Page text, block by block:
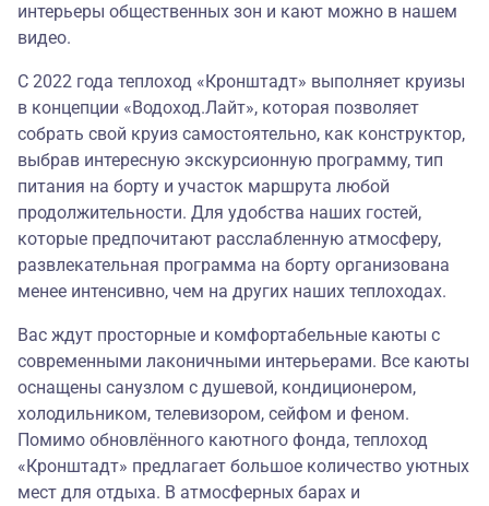
интерьеры общественных зон и кают можно в нашем
видео.
С 2022 года теплоход «Кронштадт» выполняет круизы
в концепции «Водоход.Лайт», которая позволяет
собрать свой круиз самостоятельно, как конструктор,
выбрав интересную экскурсионную программу, тип
питания на борту и участок маршрута любой
продолжительности. Для удобства наших гостей,
которые предпочитают расслабленную атмосферу,
развлекательная программа на борту организована
менее интенсивно, чем на других наших теплоходах.
Вас ждут просторные и комфортабельные каюты с
современными лаконичными интерьерами. Все каюты
оснащены санузлом с душевой, кондиционером,
холодильником, телевизором, сейфом и феном.
Помимо обновлённого каютного фонда, теплоход
«Кронштадт» предлагает большое количество уютных
мест для отдыха. В атмосферных барах и